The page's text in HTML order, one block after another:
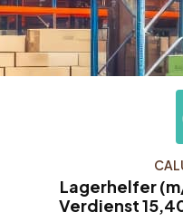
Lagerhelfer
Verdienst